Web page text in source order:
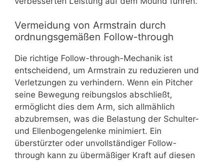
Vermeidung von Armstrain durch
ordnungsgemäßen Follow-through
Die richtige Follow-through-Mechanik ist
entscheidend, um Armstrain zu reduzieren und
Verletzungen zu verhindern. Wenn ein Pitcher
seine Bewegung reibungslos abschließt,
ermöglicht dies dem Arm, sich allmählich
abzubremsen, was die Belastung der Schulter-
und Ellenbogengelenke minimiert. Ein
überstürzter oder unvollständiger Follow-
through kann zu übermäßiger Kraft auf diesen